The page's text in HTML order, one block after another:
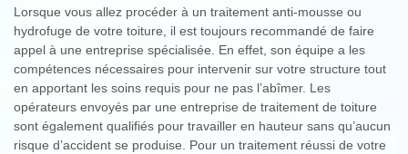
Lorsque vous allez procéder à un traitement anti-mousse ou
hydrofuge de votre toiture, il est toujours recommandé de faire
appel à une entreprise spécialisée. En effet, son équipe a les
compétences nécessaires pour intervenir sur votre structure tout
en apportant les soins requis pour ne pas l’abîmer. Les
opérateurs envoyés par une entreprise de traitement de toiture
sont également qualifiés pour travailler en hauteur sans qu’aucun
risque d’accident se produise. Pour un traitement réussi de votre